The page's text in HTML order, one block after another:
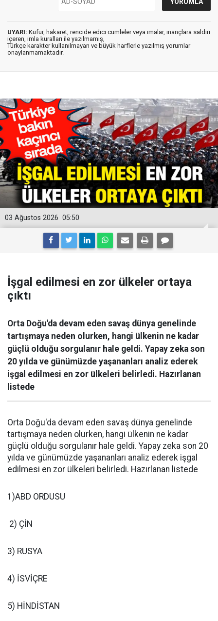
UYARI: Küfür, hakaret, rencide edici cümleler veya imalar, inançlara saldırı
içeren, imla kuralları ile yazılmamış,
Türkçe karakter kullanılmayan ve büyük harflerle yazılmış yorumlar
onaylanmamaktadır.
05:50
03 Ağustos 2026
İşgal edilmesi en zor ülkeler ortaya
çıktı
Orta Doğu'da devam eden savaş dünya genelinde
tartışmaya neden olurken, hangi ülkenin ne kadar
güçlü olduğu sorgulanır hale geldi. Yapay zeka son
20 yılda ve günümüzde yaşananları analiz ederek
işgal edilmesi en zor ülkeleri belirledi. Hazırlanan
listede
Orta Doğu'da devam eden savaş dünya genelinde
tartışmaya neden olurken, hangi ülkenin ne kadar
güçlü olduğu sorgulanır hale geldi. Yapay zeka son 20
yılda ve günümüzde yaşananları analiz ederek işgal
edilmesi en zor ülkeleri belirledi. Hazırlanan listede
1)ABD ORDUSU
2) ÇİN
3) RUSYA
4) İSVİÇRE
5) HİNDİSTAN